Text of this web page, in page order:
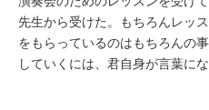
先生から受けた。もちろんレッ
をもらっているのはもちろんの
していくには、君自身が言葉に